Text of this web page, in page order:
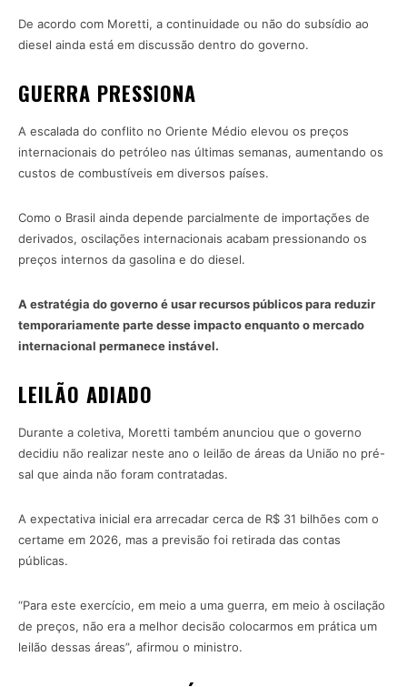
De acordo com Moretti, a continuidade ou não do subsídio ao
diesel ainda está em discussão dentro do governo.
GUERRA PRESSIONA
A escalada do conflito no Oriente Médio elevou os preços
internacionais do petróleo nas últimas semanas, aumentando os
custos de combustíveis em diversos países.
Como o Brasil ainda depende parcialmente de importações de
derivados, oscilações internacionais acabam pressionando os
preços internos da gasolina e do diesel.
A estratégia do governo é usar recursos públicos para reduzir
temporariamente parte desse impacto enquanto o mercado
internacional permanece instável.
LEILÃO ADIADO
Durante a coletiva, Moretti também anunciou que o governo
decidiu não realizar neste ano o leilão de áreas da União no pré-
sal que ainda não foram contratadas.
A expectativa inicial era arrecadar cerca de R$ 31 bilhões com o
certame em 2026, mas a previsão foi retirada das contas
públicas.
“Para este exercício, em meio a uma guerra, em meio à oscilação
de preços, não era a melhor decisão colocarmos em prática um
leilão dessas áreas”, afirmou o ministro.